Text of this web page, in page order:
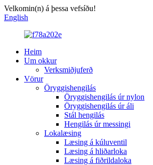
Velkomin(n) á þessa vefsíðu!
English
Heim
Um okkur
Verksmiðjuferð
Vörur
Öryggishengilás
Öryggishengilás úr nylon
Öryggishengilás úr áli
Stál hengilás
Hengilás úr messingi
Lokalæsing
Læsing á kúluventil
Læsing á hliðarloka
Læsing á fiðrildaloka